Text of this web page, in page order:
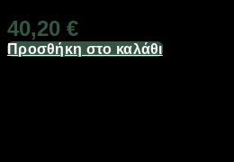
40,20 €
Προσθήκη στο καλάθι